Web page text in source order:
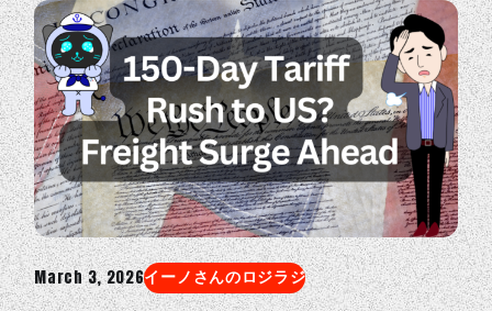
March 3, 2026イーノさんのロジラジ